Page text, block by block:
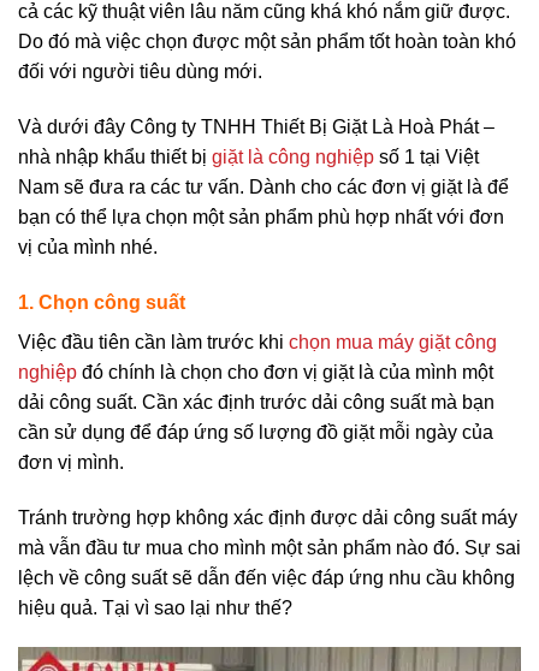
cả các kỹ thuật viên lâu năm cũng khá khó nắm giữ được.
Do đó mà việc chọn được một sản phẩm tốt hoàn toàn khó
đối với người tiêu dùng mới.
Và dưới đây Công ty TNHH Thiết Bị Giặt Là Hoà Phát –
nhà nhập khẩu thiết bị giặt là công nghiệp số 1 tại Việt
Nam sẽ đưa ra các tư vấn. Dành cho các đơn vị giặt là để
bạn có thể lựa chọn một sản phẩm phù hợp nhất với đơn
vị của mình nhé.
1. Chọn công suất
Việc đầu tiên cần làm trước khi chọn mua máy giặt công
nghiệp đó chính là chọn cho đơn vị giặt là của mình một
dải công suất. Cần xác định trước dải công suất mà bạn
cần sử dụng để đáp ứng số lượng đồ giặt mỗi ngày của
đơn vị mình.
Tránh trường hợp không xác định được dải công suất máy
mà vẫn đầu tư mua cho mình một sản phẩm nào đó. Sự sai
lệch về công suất sẽ dẫn đến việc đáp ứng nhu cầu không
hiệu quả. Tại vì sao lại như thế?